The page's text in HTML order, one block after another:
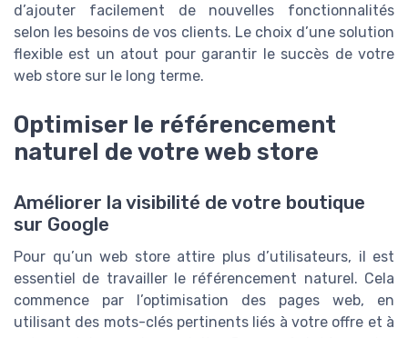
d’ajouter facilement de nouvelles fonctionnalités
selon les besoins de vos clients. Le choix d’une solution
flexible est un atout pour garantir le succès de votre
web store sur le long terme.
Optimiser le référencement
naturel de votre web store
Améliorer la visibilité de votre boutique
sur Google
Pour qu’un web store attire plus d’utilisateurs, il est
essentiel de travailler le référencement naturel. Cela
commence par l’optimisation des pages web, en
utilisant des mots-clés pertinents liés à votre offre et à